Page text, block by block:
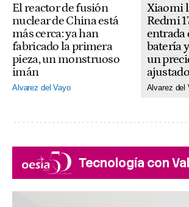
El reactor de fusión
nuclear de China está
más cerca: ya han
fabricado la primera
pieza, un monstruoso
imán
Alvarez del Vayo
Xiaomi
Redmi
entrada
batería
un
ajustado
Alvarez del
Tecnología con